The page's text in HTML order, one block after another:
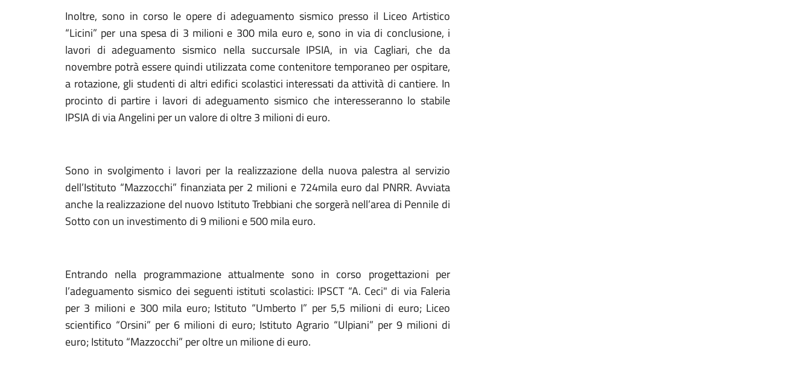
Inoltre, sono in corso le opere di adeguamento sismico presso il Liceo Artistico
“Licini” per una spesa di 3 milioni e 300 mila euro e, sono in via di conclusione, i
lavori di adeguamento sismico nella succursale IPSIA, in via Cagliari, che da
novembre potrà essere quindi utilizzata come contenitore temporaneo per ospitare,
a rotazione, gli studenti di altri edifici scolastici interessati da attività di cantiere. In
procinto di partire i lavori di adeguamento sismico che interesseranno lo stabile
IPSIA di via Angelini per un valore di oltre 3 milioni di euro.
Sono in svolgimento i lavori per la realizzazione della nuova palestra al servizio
dell’Istituto “Mazzocchi” finanziata per 2 milioni e 724mila euro dal PNRR. Avviata
anche la realizzazione del nuovo Istituto Trebbiani che sorgerà nell’area di Pennile di
Sotto con un investimento di 9 milioni e 500 mila euro.
Entrando nella programmazione attualmente sono in corso progettazioni per
l’adeguamento sismico dei seguenti istituti scolastici: IPSCT “A. Ceci" di via Faleria
per 3 milioni e 300 mila euro; Istituto “Umberto I” per 5,5 milioni di euro; Liceo
scientifico “Orsini” per 6 milioni di euro; Istituto Agrario “Ulpiani” per 9 milioni di
euro; Istituto “Mazzocchi” per oltre un milione di euro.